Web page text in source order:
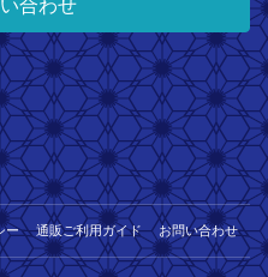
合わせ
ー 通販ご利用ガイド お問い合わせ